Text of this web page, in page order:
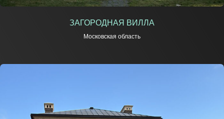
ЗАГОРОДНАЯ ВИЛЛА
Московская область